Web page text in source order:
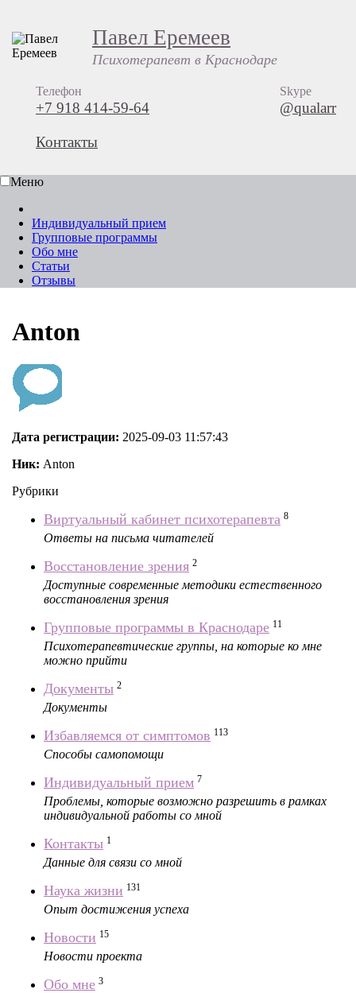
Павел Еремеев
Психотерапевт в Краснодаре
Телефон
+7 918 414-59-64
Skype
@qualarr
Контакты
Меню
Индивидуальный прием
Групповые программы
Обо мне
Статьи
Отзывы
Anton
Дата регистрации: 2025-09-03 11:57:43
Ник: Anton
Рубрики
Виртуальный кабинет психотерапевта 8
Ответы на письма читателей
Восстановление зрения 2
Доступные современные методики естественного
восстановления зрения
Групповые программы в Краснодаре 11
Психотерапевтические группы, на которые ко мне
можно прийти
Документы 2
Документы
Избавляемся от симптомов 113
Способы самопомощи
Индивидуальный прием 7
Проблемы, которые возможно разрешить в рамках
индивидуальной работы со мной
Контакты 1
Данные для связи со мной
Наука жизни 131
Опыт достижения успеха
Новости 15
Новости проекта
Обо мне 3